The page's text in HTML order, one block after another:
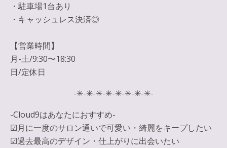
・駐車場1台あり
・キャッシュレス決済◎
【営業時間】
月-土/9:30〜18:30
日/定休日
-✳︎-✳︎-✳︎-✳︎-✳︎-✳︎-✳︎-✳︎-
-Cloud9はあなたにおすすめ-
☑︎月に一度のサロン通いで可愛い・綺麗をキープしたい
☑︎過去最高のデザイン・仕上がりに出会いたい